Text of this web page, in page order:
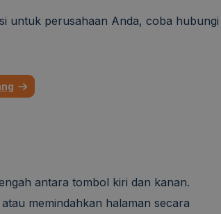
untuk perusahaan Anda, coba hubungi
antara tombol kiri dan kanan.
memindahkan halaman secara